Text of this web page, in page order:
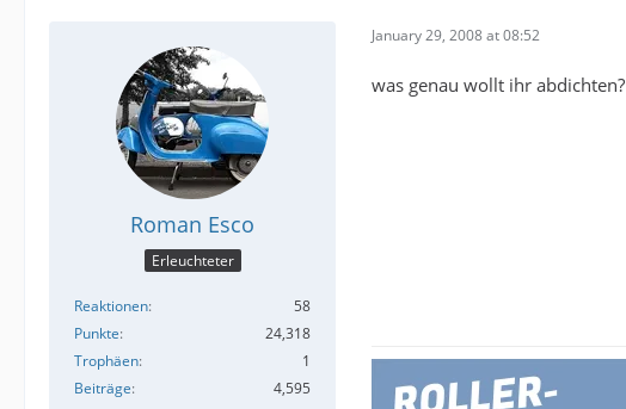
Roman Esco
Erleuchteter
Reaktionen
58
Punkte
24,318
Trophäen
1
Beiträge
4,595
January 29, 2008 at 08:52
was genau wollt ihr abdichten?